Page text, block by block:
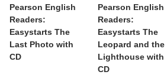
Pearson English
Readers:
Easystarts The
Last Photo with
CD
Pearson English
Readers:
Easystarts The
Leopard and the
Lighthouse with
CD